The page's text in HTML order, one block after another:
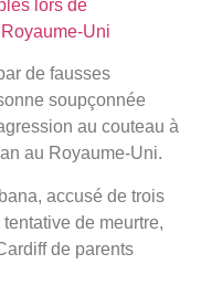
de fausses
soupçonnée
au couteau à
au Royaume-Uni.
accusé de trois
de meurtre,
de parents